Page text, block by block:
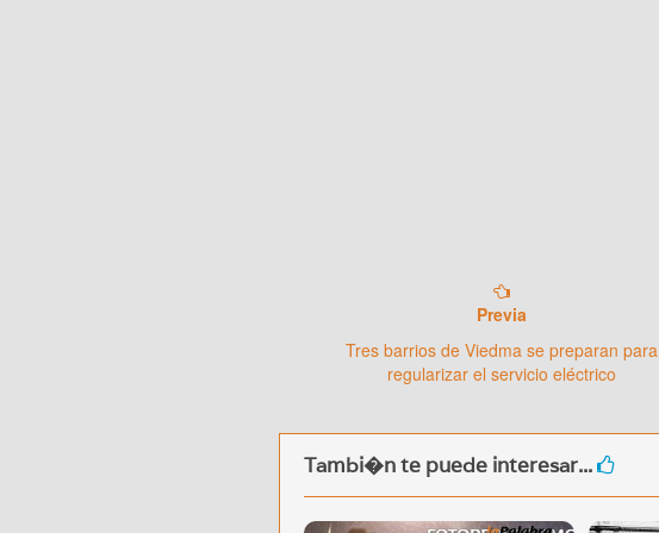
Previa
Tres barrios de Viedma se preparan para
regularizar el servicio eléctrico
Tambi�n te puede interesar...